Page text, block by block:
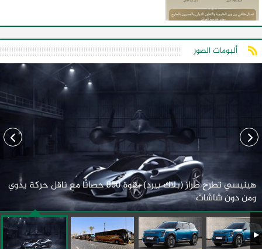
ألبومات الصور
هينيسي تطرح طراز (بلاك بيرد) بقوة 850 حصانًا مع ناقل حركة يدوي
ومن دون شاشات